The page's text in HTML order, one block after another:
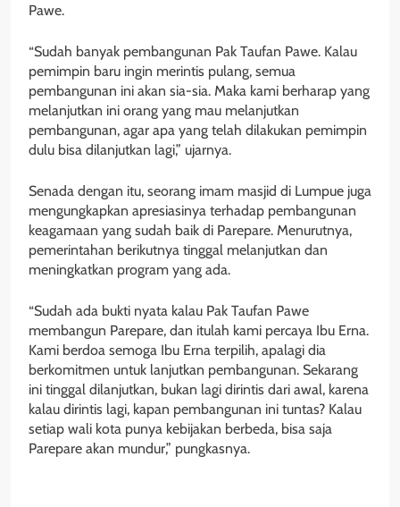
Pawe.
“Sudah banyak pembangunan Pak Taufan Pawe. Kalau
pemimpin baru ingin merintis pulang, semua
pembangunan ini akan sia-sia. Maka kami berharap yang
melanjutkan ini orang yang mau melanjutkan
pembangunan, agar apa yang telah dilakukan pemimpin
dulu bisa dilanjutkan lagi,” ujarnya.
Senada dengan itu, seorang imam masjid di Lumpue juga
mengungkapkan apresiasinya terhadap pembangunan
keagamaan yang sudah baik di Parepare. Menurutnya,
pemerintahan berikutnya tinggal melanjutkan dan
meningkatkan program yang ada.
“Sudah ada bukti nyata kalau Pak Taufan Pawe
membangun Parepare, dan itulah kami percaya Ibu Erna.
Kami berdoa semoga Ibu Erna terpilih, apalagi dia
berkomitmen untuk lanjutkan pembangunan. Sekarang
ini tinggal dilanjutkan, bukan lagi dirintis dari awal, karena
kalau dirintis lagi, kapan pembangunan ini tuntas? Kalau
setiap wali kota punya kebijakan berbeda, bisa saja
Parepare akan mundur,” pungkasnya.